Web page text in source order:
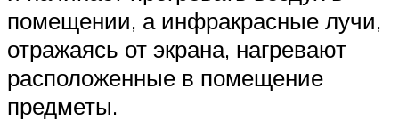
помещении, а инфракрасные лучи,
отражаясь от экрана, нагревают
расположенные в помещение
предметы.